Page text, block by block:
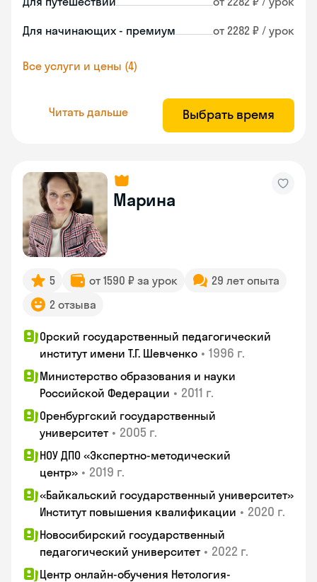
Для начинающих - премиум от 2282 ₽ / урок
Все услуги и цены (4)
Читать дальше Выбрать время
Марина
5 от 1590 ₽ за урок
29 лет опыта
2 отзыва
Орский государственный педагогический
институт имени Т.Г. Шевченко • 1996 г.
Министерство образования и науки
Российской Федерации • 2011 г.
Оренбургский государственный
университет • 2005 г.
НОУ ДПО «Экспертно-методический
центр» • 2019 г.
«Байкальский государственный университет»
Институт повышения квалификации • 2020 г.
Новосибирский государственный
педагогический университет • 2022 г.
Центр онлайн-обучения Нетология-